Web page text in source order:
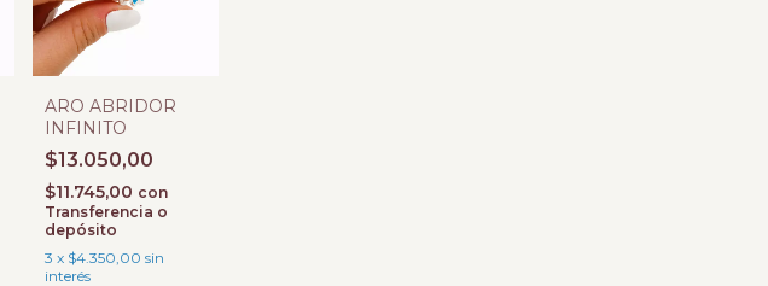
ARO ABRIDOR
INFINITO
$13.050,00
$11.745,00 con
Transferencia o
depósito
3 x $4.350,00 sin
interés